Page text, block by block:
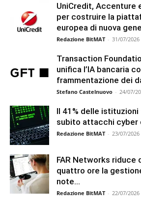
UniCredit, Accenture
per costruire la
europea di nuova
Redazione BitMAT - 31/07/2026
Transaction
unifica l’IA bancaria
frammentazione dei
Stefano Castelnuovo - 24/07/
Il 41% delle istituzioni
subito attacchi cyber
Redazione BitMAT - 23/07/2026
FAR Networks riduce
quattro ore la
note...
Redazione BitMAT - 22/07/2026